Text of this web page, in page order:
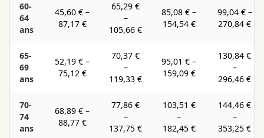
60-
64
ans
45,60 € –
87,17 €
65,29 €
–
105,66 €
85,08 € –
154,54 €
99,04 €–
270,84 €
65-
69
ans
52,19 € –
75,12 €
70,37 €
–
119,33 €
95,01 € –
159,09 €
130,84 €
–
296,46 €
70-
74
ans
68,89 € –
88,77 €
77,86 €
–
137,75 €
103,51 €
–
182,45 €
144,46 €
–
353,25 €